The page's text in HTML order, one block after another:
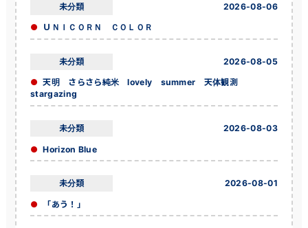
ＵＮＩＣＯＲＮ ＣＯＬＯＲ
未分類 2026-08-06
天明 さらさら純米 lovely summer 天体観測
stargazing
未分類 2026-08-05
Horizon Blue
未分類 2026-08-03
「あう！」
未分類 2026-08-01